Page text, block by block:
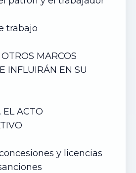
trabajo
MARCOS
INFLUIRÁN EN SU
EL ACTO
y licencias